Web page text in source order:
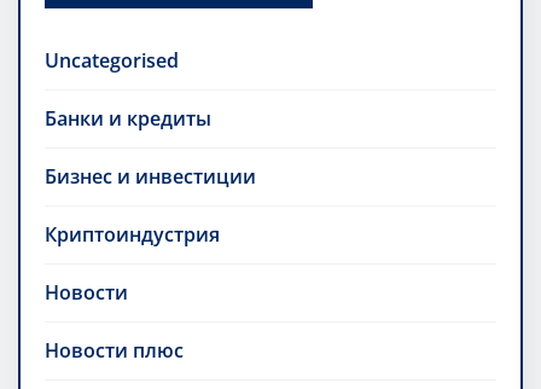
Uncategorised
Банки и кредиты
Бизнес и инвестиции
Криптоиндустрия
Новости
Новости плюс